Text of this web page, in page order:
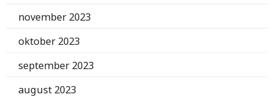
november 2023
oktober 2023
september 2023
august 2023